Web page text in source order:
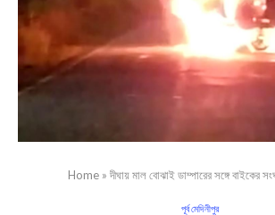
Home» দীঘায় মাল বোঝাই ডাম্পারের সঙ্গে বাইকের
পূর্ব মেদিনীপুর